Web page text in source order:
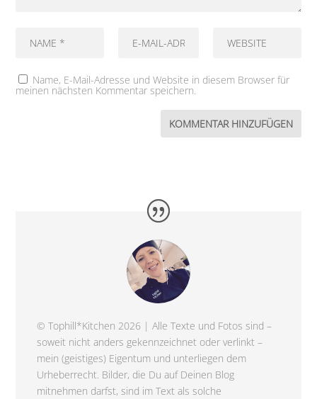
Name, E-Mail-Adresse und Website in diesem Browser für
meinen nächsten Kommentar speichern.
© Tophill*Kitchen 2026 | Alle Texte und Fotos sind –
soweit nicht anders gekennzeichnet oder verlinkt –
mein (geistiges) Eigentum und unterliegen dem
Urheberrecht. Bilder, die Du auf Deinen Blog
mitnehmen darfst, sind im Text als solche